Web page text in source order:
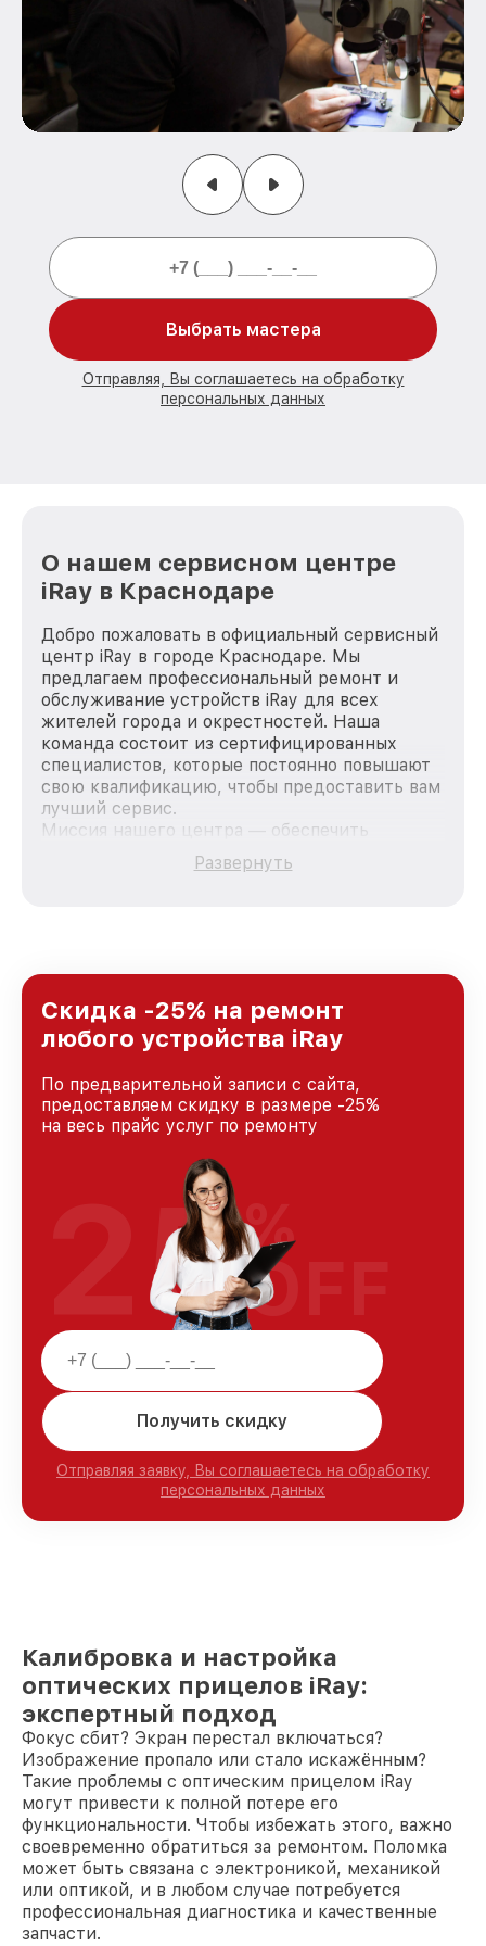
Выбрать мастера
Отправляя, Вы соглашаетесь на обработку
персональных данных
О нашем сервисном центре
iRay в Краснодаре
Добро пожаловать в официальный сервисный
центр iRay в городе Краснодаре. Мы
предлагаем профессиональный ремонт и
обслуживание устройств iRay для всех
жителей города и окрестностей. Наша
команда состоит из сертифицированных
специалистов, которые постоянно повышают
свою квалификацию, чтобы предоставить вам
лучший сервис.
Миссия нашего центра — обеспечить
качественный и доступный ремонт для
каждого пользователя продукции iRay, вне
Краснодаре, постоянно повышая уровень
доверия и лояльности наших клиентов.
Развернуть
Скидка -25% на ремонт
любого устройства iRay
По предварительной записи с сайта,
предоставляем скидку в размере -25%
на весь прайс услуг по ремонту
Получить скидку
Отправляя заявку, Вы соглашаетесь на обработку
персональных данных
25%
OFF
Калибровка и настройка
оптических прицелов iRay:
экспертный подход
Фокус сбит? Экран перестал включаться?
Изображение пропало или стало искажённым?
Такие проблемы с оптическим прицелом iRay
могут привести к полной потере его
функциональности. Чтобы избежать этого, важно
своевременно обратиться за ремонтом. Поломка
может быть связана с электроникой, механикой
или оптикой, и в любом случае потребуется
профессиональная диагностика и качественные
запчасти.